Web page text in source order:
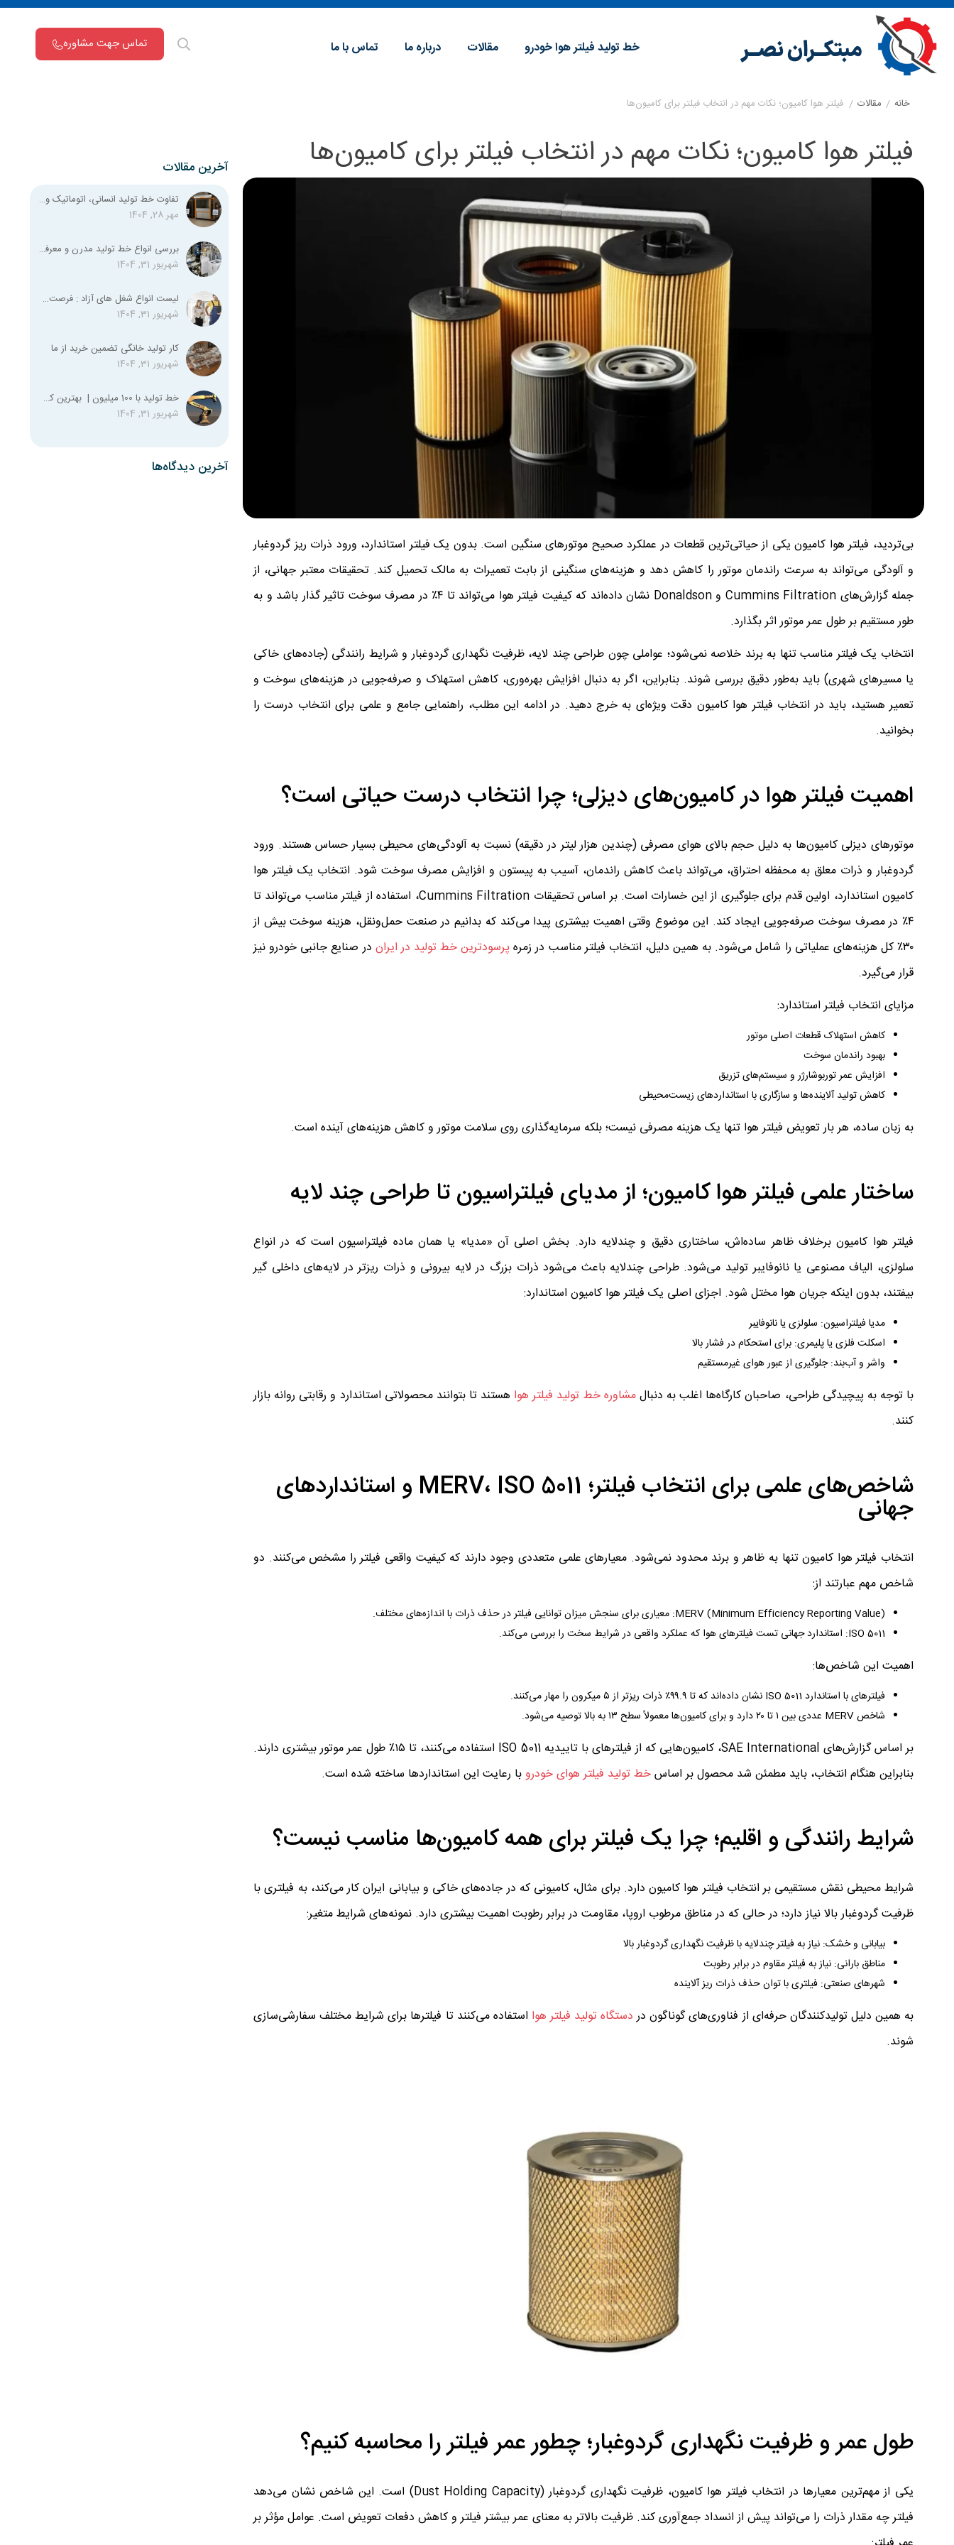
خط تولید فیلتر هوا خودرو مقالات درباره ما تماس با ما تماس جهت مشاوره
خانه / مقالات / فیلتر هوا کامیون؛ نکات مهم در انتخاب فیلتر برای کامیون‌ها
فیلتر هوا کامیون؛ نکات مهم در انتخاب فیلتر برای کامیون‌ها
بی‌تردید، فیلتر هوا کامیون یکی از حیاتی‌ترین قطعات در عملکرد صحیح موتورهای سنگین است. بدون یک فیلتر استاندارد، ورود ذرات ریز گردوغبار
و آلودگی می‌تواند به سرعت راندمان موتور را کاهش دهد و هزینه‌های سنگینی از بابت تعمیرات به مالک تحمیل کند. تحقیقات معتبر جهانی، از
جمله گزارش‌های Cummins Filtration و Donaldson نشان داده‌اند که کیفیت فیلتر هوا می‌تواند تا ۴٪ در مصرف سوخت تاثیر گذار باشد و به
طور مستقیم بر طول عمر موتور اثر بگذارد.
انتخاب یک فیلتر مناسب تنها به برند خلاصه نمی‌شود؛ عواملی چون طراحی چند لایه، ظرفیت نگهداری گردوغبار و شرایط رانندگی (جاده‌های خاکی
یا مسیرهای شهری) باید به‌طور دقیق بررسی شوند. بنابراین، اگر به دنبال افزایش بهره‌وری، کاهش استهلاک و صرفه‌جویی در هزینه‌های سوخت و
تعمیر هستید، باید در انتخاب فیلتر هوا کامیون دقت ویژه‌ای به خرج دهید. در ادامه این مطلب، راهنمایی جامع و علمی برای انتخاب درست را
بخوانید.
اهمیت فیلتر هوا در کامیون‌های دیزلی؛ چرا انتخاب درست حیاتی است؟
موتورهای دیزلی کامیون‌ها به دلیل حجم بالای هوای مصرفی (چندین هزار لیتر در دقیقه) نسبت به آلودگی‌های محیطی بسیار حساس هستند. ورود
گردوغبار و ذرات معلق به محفظه احتراق، می‌تواند باعث کاهش راندمان، آسیب به پیستون و افزایش مصرف سوخت شود. انتخاب یک فیلتر هوا
کامیون استاندارد، اولین قدم برای جلوگیری از این خسارات است. بر اساس تحقیقات Cummins Filtration، استفاده از فیلتر مناسب می‌تواند تا
۴٪ در مصرف سوخت صرفه‌جویی ایجاد کند. این موضوع وقتی اهمیت بیشتری پیدا می‌کند که بدانیم در صنعت حمل‌ونقل، هزینه سوخت بیش از
۳۰٪ کل هزینه‌های عملیاتی را شامل می‌شود. به همین دلیل، انتخاب فیلتر مناسب در زمره
پرسودترین خط تولید در ایران در صنایع جانبی خودرو نیز
قرار می‌گیرد.
مزایای انتخاب فیلتر استاندارد:
کاهش استهلاک قطعات اصلی موتور
بهبود راندمان سوخت
افزایش عمر توربوشارژر و سیستم‌های تزریق
کاهش تولید آلاینده‌ها و سازگاری با استانداردهای زیست‌محیطی
به زبان ساده، هر بار تعویض فیلتر هوا تنها یک هزینه مصرفی نیست؛ بلکه سرمایه‌گذاری روی سلامت موتور و کاهش هزینه‌های آینده است.
ساختار علمی فیلتر هوا کامیون؛ از مدیای فیلتراسیون تا طراحی چند لایه
فیلتر هوا کامیون برخلاف ظاهر ساده‌اش، ساختاری دقیق و چندلایه دارد. بخش اصلی آن «مدیا» یا همان ماده فیلتراسیون است که در انواع
سلولزی، الیاف مصنوعی یا نانوفایبر تولید می‌شود. طراحی چندلایه باعث می‌شود ذرات بزرگ در لایه بیرونی و ذرات ریزتر در لایه‌های داخلی گیر
بیفتند، بدون اینکه جریان هوا مختل شود. اجزای اصلی یک فیلتر هوا کامیون استاندارد:
مدیا فیلتراسیون: سلولزی یا نانوفایبر
اسکلت فلزی یا پلیمری: برای استحکام در فشار بالا
واشر و آب‌بند: جلوگیری از عبور هوای غیرمستقیم
با توجه به پیچیدگی طراحی، صاحبان کارگاه‌ها اغلب به دنبالمشاوره خط تولید فیلتر هوا هستند تا بتوانند محصولاتی استاندارد و رقابتی روانه بازار
کنند.
شاخص‌های علمی برای انتخاب فیلتر؛ MERV، ISO 5011 و استانداردهای
جهانی
انتخاب فیلتر هوا کامیون تنها به ظاهر و برند محدود نمی‌شود. معیارهای علمی متعددی وجود دارند که کیفیت واقعی فیلتر را مشخص می‌کنند. دو
شاخص مهم عبارتند از:
MERV (Minimum Efficiency Reporting Value): معیاری برای سنجش میزان توانایی فیلتر در حذف ذرات با اندازه‌های مختلف.
ISO 5011: استاندارد جهانی تست فیلترهای هوا که عملکرد واقعی در شرایط سخت را بررسی می‌کند.
اهمیت این شاخص‌ها:
فیلترهای با استاندارد ISO 5011 نشان داده‌اند که تا ۹۹.۹٪ ذرات ریزتر از ۵ میکرون را مهار می‌کنند.
شاخص MERV عددی بین ۱ تا ۲۰ دارد و برای کامیون‌ها معمولاً سطح ۱۳ به بالا توصیه می‌شود.
بر اساس گزارش‌های SAE International، کامیون‌هایی که از فیلترهای با تاییدیه ISO 5011 استفاده می‌کنند، تا ۱۵٪ طول عمر موتور بیشتری دارند.
بنابراین هنگام انتخاب، باید مطمئن شد محصول بر اساسخط تولید فیلتر هوای خودروبا رعایت این استانداردها ساخته شده است.
شرایط رانندگی و اقلیم؛ چرا یک فیلتر برای همه کامیون‌ها مناسب نیست؟
شرایط محیطی نقش مستقیمی بر انتخاب فیلتر هوا کامیون دارد. برای مثال، کامیونی که در جاده‌های خاکی و بیابانی ایران کار می‌کند، به فیلتری با
ظرفیت گردوغبار بالا نیاز دارد؛ در حالی که در مناطق مرطوب اروپا، مقاومت در برابر رطوبت اهمیت بیشتری دارد. نمونه‌های شرایط متغیر:
بیابانی و خشک: نیاز به فیلتر چندلایه با ظرفیت نگهداری گردوغبار بالا
مناطق بارانی: نیاز به فیلتر مقاوم در برابر رطوبت
شهرهای صنعتی: فیلتری با توان حذف ذرات ریز آلاینده
به همین دلیل تولیدکنندگان حرفه‌ای از فناوری‌های گوناگون دردستگاه تولید فیلتر هوا استفاده می‌کنند تا فیلترها برای شرایط مختلف سفارشی‌سازی
شوند.
طول عمر و ظرفیت نگهداری گردوغبار؛ چطور عمر فیلتر را محاسبه کنیم؟
یکی از مهم‌ترین معیارها در انتخاب فیلتر هوا کامیون، ظرفیت نگهداری گردوغبار (Dust Holding Capacity) است. این شاخص نشان می‌دهد
فیلتر چه مقدار ذرات را می‌تواند پیش از انسداد جمع‌آوری کند. ظرفیت بالاتر به معنای عمر بیشتر فیلتر و کاهش دفعات تعویض است. عوامل مؤثر بر
آخرین مقالات
تفاوت خط تولید انسانی، اتوماتیک و نیمه اتوماتیک چیست؟
مهر 28, 1404
بررسی انواع خط تولید مدرن و معرفی تمامی استانداردهای لازم
شهریور 31, 1404
لیست انواع شغل‌ های آزاد : فرصت‌های شغلی متنوع برای همه
شهریور 31, 1404
کار تولید خانگی تضمین خرید از ما
شهریور 31, 1404
خط تولید با 100 میلیون | بهترین کسب و کار با صد میلیون
شهریور 31, 1404
آخرین دیدگاه‌ها